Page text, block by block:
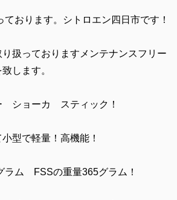
ております。シトロエン四日市です！
扱っておりますメンテナンスフリー
します。
ショーカ スティック！
型で軽量！高機能！
ラム FSSの重量365グラム！